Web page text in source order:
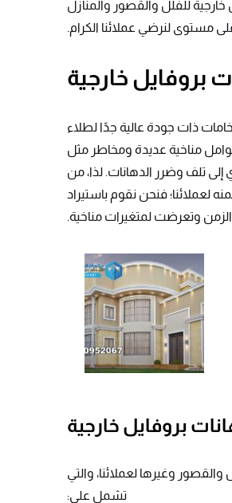
للفلل والقصور والمنازل
مستوى لنرضي عملائنا الكرام.
بروفايل خارجية
ذات جودة عالية جدًا لطلاء
مناخية عديدة ومخاطر مثل
إلى تلف وضرر الدهانات. لذا، من
لعملائنا؛ فنحن نقوم باستيراد
وتعرضت لمتغيرات مناخية.
بروفايل خارجية
وغيرها لعملائنا، والتي
تشمل على: